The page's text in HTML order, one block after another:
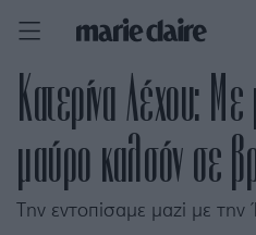
Κατερίνα Λέχου:
μαύρο καλσόν σε
Την εντοπίσαμε μαζί με